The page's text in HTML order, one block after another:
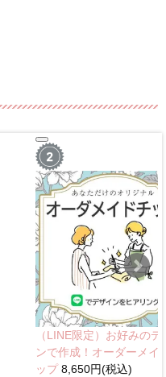
（LINE限定）お好みのデ
ンで作成！オーダーメイ
ップ8,650円(税込)